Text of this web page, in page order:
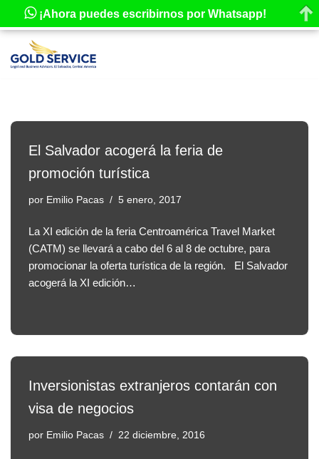
Saltar
El Salvador acogerá la feria de
promoción turística
por Emilio Pacas 5 enero, 2017
La XI edición de la feria Centroamérica Travel Market
(CATM) se llevará a cabo del 6 al 8 de octubre, para
promocionar la oferta turística de la región. El Salvador
acogerá la XI edición…
Inversionistas extranjeros contarán con
visa de negocios
por Emilio Pacas 22 diciembre, 2016
¡Ahora puedes escribirnos por Whatsapp!